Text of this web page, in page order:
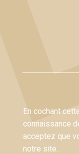
En cochant
connaissance
acceptez que
notre site.